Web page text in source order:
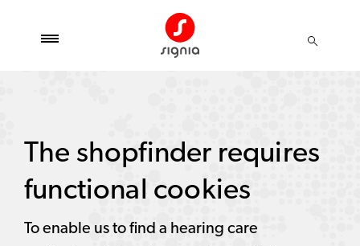
The shopfinder requires
functional cookies
To enable us to find a hearing care